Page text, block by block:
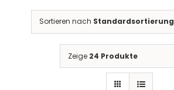
Sortieren nach Standardsortierung
Zeige 24 Produkte